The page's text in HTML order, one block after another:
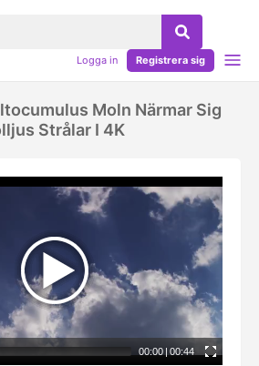
Logga in Registrera sig
Moln Närmar Sig
Strålar I 4K
00:00 | 00:44